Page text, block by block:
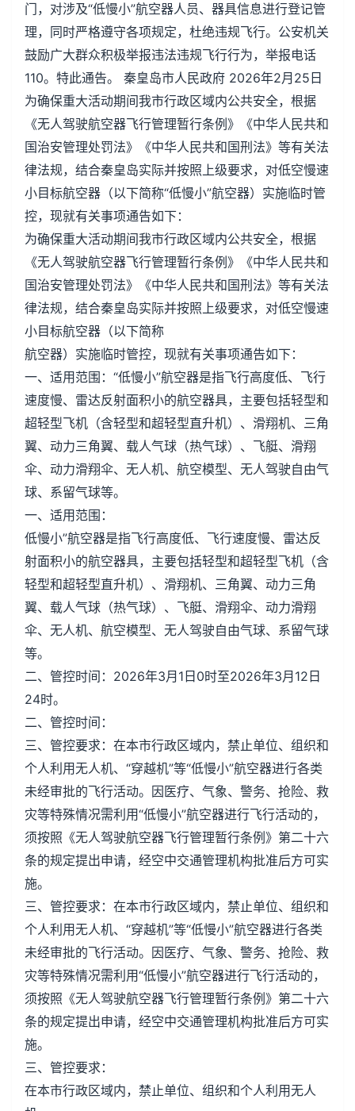
门，对涉及“低慢小”航空器人员、器具信息进行登记管
理，同时严格遵守各项规定，杜绝违规飞行。公安机关
鼓励广大群众积极举报违法违规飞行行为，举报电话
110。特此通告。 秦皇岛市人民政府 2026年2月25日
为确保重大活动期间我市行政区域内公共安全，根据
《无人驾驶航空器飞行管理暂行条例》《中华人民共和
国治安管理处罚法》《中华人民共和国刑法》等有关法
律法规，结合秦皇岛实际并按照上级要求，对低空慢速
小目标航空器（以下简称“低慢小”航空器）实施临时管
控，现就有关事项通告如下：
为确保重大活动期间我市行政区域内公共安全，根据
《无人驾驶航空器飞行管理暂行条例》《中华人民共和
国治安管理处罚法》《中华人民共和国刑法》等有关法
律法规，结合秦皇岛实际并按照上级要求，对低空慢速
小目标航空器（以下简称
航空器）实施临时管控，现就有关事项通告如下：
一、适用范围：“低慢小”航空器是指飞行高度低、飞行
速度慢、雷达反射面积小的航空器具，主要包括轻型和
超轻型飞机（含轻型和超轻型直升机）、滑翔机、三角
翼、动力三角翼、载人气球（热气球）、飞艇、滑翔
伞、动力滑翔伞、无人机、航空模型、无人驾驶自由气
球、系留气球等。
一、适用范围：
低慢小”航空器是指飞行高度低、飞行速度慢、雷达反
射面积小的航空器具，主要包括轻型和超轻型飞机（含
轻型和超轻型直升机）、滑翔机、三角翼、动力三角
翼、载人气球（热气球）、飞艇、滑翔伞、动力滑翔
伞、无人机、航空模型、无人驾驶自由气球、系留气球
等。
二、管控时间：2026年3月1日0时至2026年3月12日
24时。
二、管控时间：
三、管控要求：在本市行政区域内，禁止单位、组织和
个人利用无人机、“穿越机”等“低慢小”航空器进行各类
未经审批的飞行活动。因医疗、气象、警务、抢险、救
灾等特殊情况需利用“低慢小”航空器进行飞行活动的，
须按照《无人驾驶航空器飞行管理暂行条例》第二十六
条的规定提出申请，经空中交通管理机构批准后方可实
施。
三、管控要求：在本市行政区域内，禁止单位、组织和
个人利用无人机、“穿越机”等“低慢小”航空器进行各类
未经审批的飞行活动。因医疗、气象、警务、抢险、救
灾等特殊情况需利用“低慢小”航空器进行飞行活动的，
须按照《无人驾驶航空器飞行管理暂行条例》第二十六
条的规定提出申请，经空中交通管理机构批准后方可实
施。
三、管控要求：
在本市行政区域内，禁止单位、组织和个人利用无人